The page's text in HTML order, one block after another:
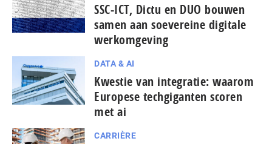
SSC-ICT, Dictu en DUO bouwen
samen aan soevereine digitale
werkomgeving
DATA & AI
Kwestie van integratie: waarom
Europese tech­gi­gan­ten scoren
met ai
CARRIÈRE